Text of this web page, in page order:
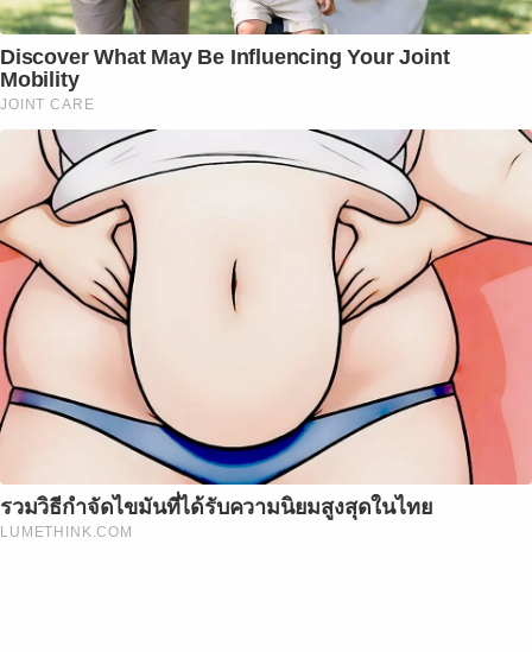
Discover What May Be Influencing Your Joint
Mobility
JOINT CARE
รวมวิธีกำจัดไขมันที่ได้รับความนิยมสูงสุดในไทย
LUMETHINK.COM